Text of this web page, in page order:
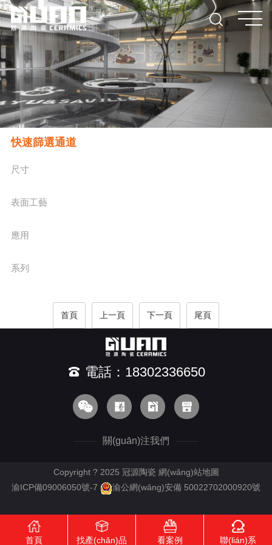
快速篩選通道
尺寸
表面工藝
應用
系列
首頁 上一頁 下一頁 尾頁
電話：18302336650
關(guān)注我們
Copyright ? 2025 冠源陶瓷 網(wǎng)站地圖
渝ICP備09006050號-7
渝公網(wǎng)安備 50022702000920號
首頁 找產(chǎn)品 看案例 聯(lián)系
RM新时代APP下载